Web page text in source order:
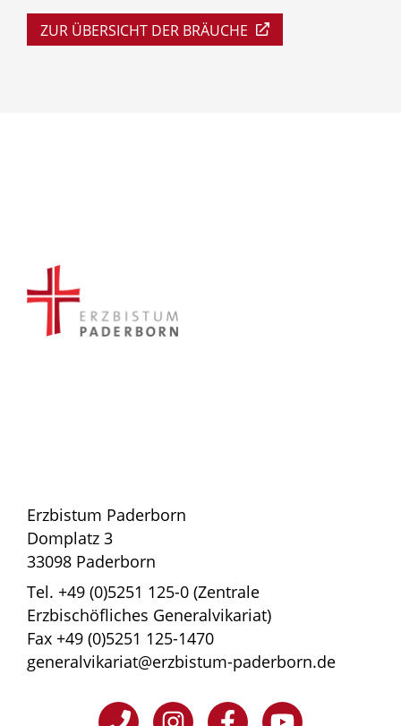
ZUR ÜBERSICHT DER BRÄUCHE
Erzbistum Paderborn
Domplatz 3
33098 Paderborn
Tel. +49 (0)5251 125-0 (Zentrale
Erzbischöfliches Generalvikariat)
Fax +49 (0)5251 125-1470
generalvikariat@erzbistum-paderborn.de